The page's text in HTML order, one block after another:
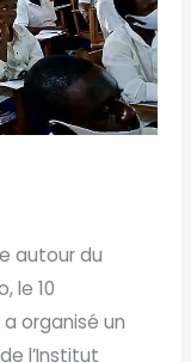
autour du
le 10
a organisé un
l’Institut